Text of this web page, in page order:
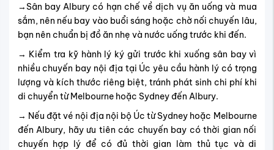
→Sân bay Albury có hạn chế về dịch vụ ăn uống và mua
sắm, nên nếu bay vào buổi sáng hoặc chờ nối chuyến lâu,
bạn nên chuẩn bị đồ ăn nhẹ và nước uống trước khi đến.
→ Kiểm tra kỹ hành lý ký gửi trước khi xuống sân bay vì
nhiều chuyến bay nội địa tại Úc yêu cầu hành lý có trọng
lượng và kích thước riêng biệt, tránh phát sinh chi phí khi
di chuyển từ Melbourne hoặc Sydney đến Albury.
→ Nếu đặt vé nội địa nội bộ Úc từ Sydney hoặc Melbourne
đến Albury, hãy ưu tiên các chuyến bay có thời gian nối
chuyến hợp lý để có đủ thời gian làm thủ tục và di